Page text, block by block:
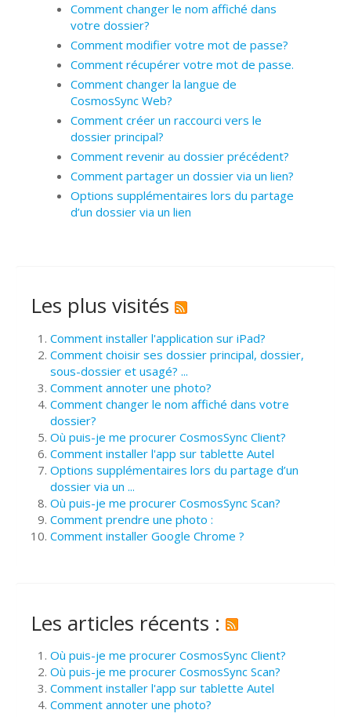
Comment changer le nom affiché dans
votre dossier?
Comment modifier votre mot de passe?
Comment récupérer votre mot de passe.
Comment changer la langue de
CosmosSync Web?
Comment créer un raccourci vers le
dossier principal?
Comment revenir au dossier précédent?
Comment partager un dossier via un lien?
Options supplémentaires lors du partage
d’un dossier via un lien
Les plus visités
Comment installer l'application sur iPad?
Comment choisir ses dossier principal, dossier,
sous-dossier et usagé? ...
Comment annoter une photo?
Comment changer le nom affiché dans votre
dossier?
Où puis-je me procurer CosmosSync Client?
Comment installer l'app sur tablette Autel
Options supplémentaires lors du partage d’un
dossier via un ...
Où puis-je me procurer CosmosSync Scan?
Comment prendre une photo :
Comment installer Google Chrome ?
Les articles récents :
Où puis-je me procurer CosmosSync Client?
Où puis-je me procurer CosmosSync Scan?
Comment installer l'app sur tablette Autel
Comment annoter une photo?